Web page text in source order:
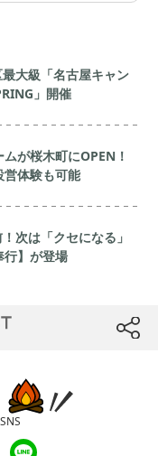
大級「名古屋キャン
」開催
が桜木町にOPEN！
営体験も可能
次は「クセになる」
行】が登場
btn
line